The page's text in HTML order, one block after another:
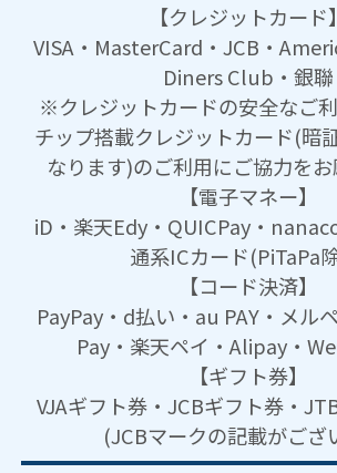
【クレジットカード】
VISA・MasterCard・JCB・
Diners Club・銀聯
※クレジットカードの安全なご
チップ搭載クレジットカード(暗
なります)のご利用にご協力をお
【電子マネー】
iD・楽天Edy・QUICPay・
通系ICカード(PiTaPa
【コード決済】
PayPay・d払い・au PAY・メル
Pay・楽天ペイ・Alipay・
【ギフト券】
VJAギフト券・JCBギフト券・
(JCBマークの記載がござ